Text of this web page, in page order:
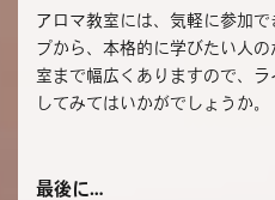
アロマ教室には、気軽に参加
プから、本格的に学びたい人
室まで幅広くありますので、
してみてはいかがでしょうか。
最後に…